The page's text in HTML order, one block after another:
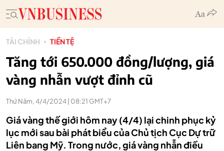
TÀI CHÍNH TIỀN TỆ
Tăng tới 650.000 đồng/lượng, giá
vàng nhẫn vượt đỉnh cũ
Thứ Năm, 4/4/2024 | 08:21 GMT+7
Giá vàng thế giới hôm nay (4/4) lại chinh phục kỷ
lục mới sau bài phát biểu của Chủ tịch Cục Dự trữ
Liên bang Mỹ. Trong nước, giá vàng nhẫn điều